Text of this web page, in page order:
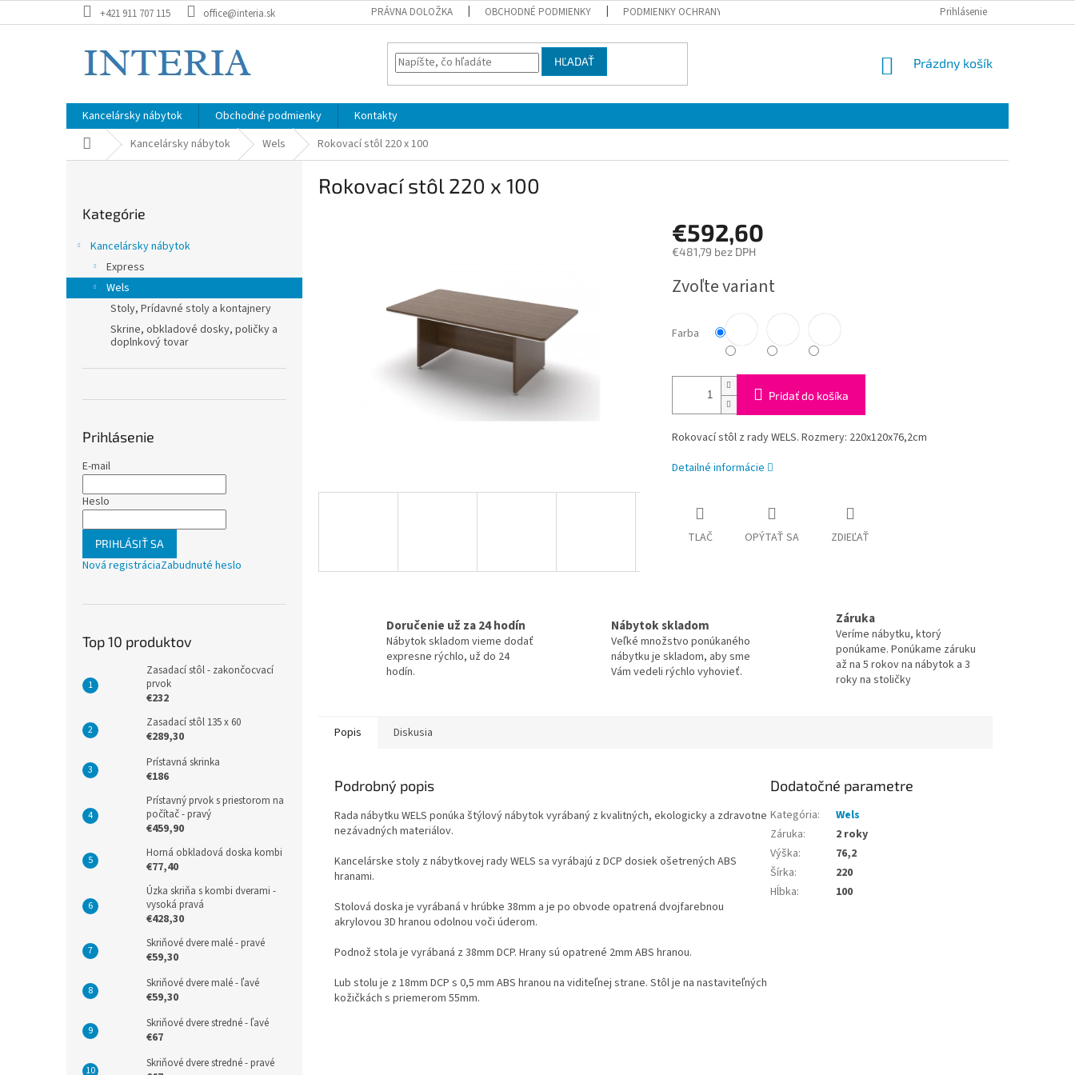
na
+421 911 707 115 office@interia.sk PRÁVNA DOLOŽKA OBCHODNÉ PODMIENKY PODMIENKY OCHRANY OSOBNÝCH ÚDAJOV Prihlásenie
HĽADAŤ
NÁKUPNÝ
Prázdny košík
Kancelársky nábytok Obchodné podmienky
Kontakty
DomovKancelársky nábytok Wels Rokovací stôl 220 x 100
a
kategórie
Kategórie
Kancelársky nábytok
Express
Wels
Stoly, Prídavné stoly a kontajnery
Skrine, obkladové dosky, poličky a
doplnkový tovar
Prihlásenie
E-mail
Heslo
PRIHLÁSIŤ SA
Nová registráciaZabudnuté heslo
Top 10 produktov
Zasadací stôl - zakončocvací
prvok
€232
Zasadací stôl 135 x 60
€289,30
Prístavná skrinka
€186
Prístavný prvok s priestorom na
počítač - pravý
€459,90
Horná obkladová doska kombi
€77,40
Úzka skriňa s kombi dverami -
vysoká pravá
€428,30
Skriňové dvere malé - pravé
€59,30
Skriňové dvere malé - ľavé
€59,30
Skriňové dvere stredné - ľavé
€67
Skriňové dvere stredné - pravé
Rokovací stôl 220 x 100
€592,60
€481,79 bez DPH
cena:
Zvoľte variant
Farba
Pridať do košíka
Rokovací stôl z rady WELS. Rozmery: 220x120x76,2cm
Detailné informácie
TLAČ OPÝTAŤ SA ZDIEĽAŤ
Doručenie už za 24 hodín
Nábytok skladom vieme dodať
expresne rýchlo, už do 24
hodín.
Nábytok skladom
Veľké množstvo ponúkaného
nábytku je skladom, aby sme
Vám vedeli rýchlo vyhovieť.
Záruka
Veríme nábytku, ktorý
ponúkame. Ponúkame záruku
až na 5 rokov na nábytok a 3
roky na stoličky
Popis Diskusia
Podrobný popis
Rada nábytku WELS ponúka štýlový nábytok vyrábaný z kvalitných, ekologicky a zdravotne
nezávadných materiálov.
Kancelárske stoly z nábytkovej rady WELS sa vyrábajú z DCP dosiek ošetrených ABS
hranami.
Stolová doska je vyrábaná v hrúbke 38mm a je po obvode opatrená dvojfarebnou
akrylovou 3D hranou odolnou voči úderom.
Podnož stola je vyrábaná z 38mm DCP. Hrany sú opatrené 2mm ABS hranou.
Lub stolu je z 18mm DCP s 0,5 mm ABS hranou na viditeľnej strane. Stôl je na nastaviteľných
kožičkách s priemerom 55mm.
Dodatočné parametre
Kategória:
Wels
Záruka:
2 roky
Výška:
76,2
Šírka:
220
Hĺbka: 100